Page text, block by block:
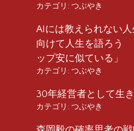
カテゴリ: つぶやき
AIには教えられない
向けて人生を語ろう
ップ安に似ている」
カテゴリ: つぶやき
30年経営者として生
カテゴリ: つぶやき